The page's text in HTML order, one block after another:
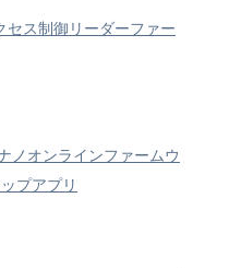
セス制御リーダーファー
ノオンラインファームウ
プアプリ